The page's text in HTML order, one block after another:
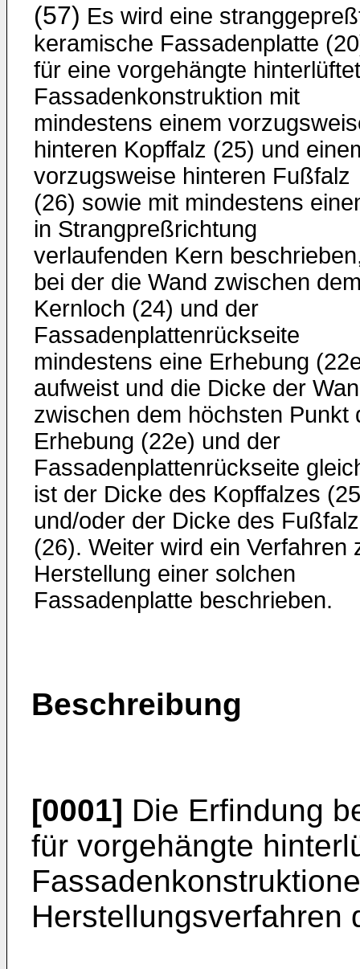
(57) Es wird eine
keramische Fassadenplatte
für eine vorgehängte
Fassadenkonstruktion mit
mindestens einem
hinteren Kopffalz (25) und
vorzugsweise hinteren Fußfalz
(26) sowie mit mindestens
in Strangpreßrichtung
verlaufenden Kern
bei der die Wand zwischen
Kernloch (24) und der
Fassadenplattenrückseite
mindestens eine Erhebung
aufweist und die Dicke der
zwischen dem höchsten Punkt
Erhebung (22e) und der
Fassadenplattenrückseite
ist der Dicke des Kopffalzes
und/oder der Dicke des
(26). Weiter wird ein Verfahren
Herstellung einer solchen
Fassadenplatte beschrieben.
Beschreibung
[0001] Die Erfindung
für vorgehängte
Herstellungsverfahren